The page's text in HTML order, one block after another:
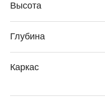
Высота
Глубина
Каркас